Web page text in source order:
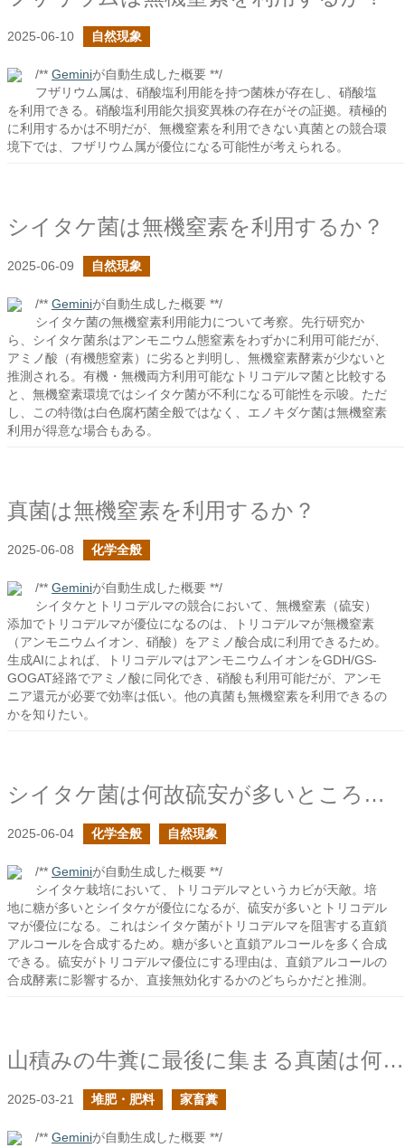
2025-06-10 自然現象
/** Geminiが自動生成した概要 **/
フザリウム属は、硝酸塩利用能を持つ菌株が存在し、硝酸塩
を利用できる。硝酸塩利用能欠損変異株の存在がその証拠。積極的
に利用するかは不明だが、無機窒素を利用できない真菌との競合環
境下では、フザリウム属が優位になる可能性が考えられる。
シイタケ菌は無機窒素を利用するか？
2025-06-09 自然現象
/** Geminiが自動生成した概要 **/
シイタケ菌の無機窒素利用能力について考察。先行研究か
ら、シイタケ菌糸はアンモニウム態窒素をわずかに利用可能だが、
アミノ酸（有機態窒素）に劣ると判明し、無機窒素酵素が少ないと
推測される。有機・無機両方利用可能なトリコデルマ菌と比較する
と、無機窒素環境ではシイタケ菌が不利になる可能性を示唆。ただ
し、この特徴は白色腐朽菌全般ではなく、エノキダケ菌は無機窒素
利用が得意な場合もある。
真菌は無機窒素を利用するか？
2025-06-08 化学全般
/** Geminiが自動生成した概要 **/
シイタケとトリコデルマの競合において、無機窒素（硫安）
添加でトリコデルマが優位になるのは、トリコデルマが無機窒素
（アンモニウムイオン、硝酸）をアミノ酸合成に利用できるため。
生成AIによれば、トリコデルマはアンモニウムイオンをGDH/GS-
GOGAT経路でアミノ酸に同化でき、硝酸も利用可能だが、アンモ
ニア還元が必要で効率は低い。他の真菌も無機窒素を利用できるの
かを知りたい。
シイタケ菌は何故硫安が多いところでは不利になるのか？
2025-06-04 化学全般 自然現象
/** Geminiが自動生成した概要 **/
シイタケ栽培において、トリコデルマというカビが天敵。培
地に糖が多いとシイタケが優位になるが、硫安が多いとトリコデル
マが優位になる。これはシイタケ菌がトリコデルマを阻害する直鎖
アルコールを合成するため。糖が多いと直鎖アルコールを多く合成
できる。硫安がトリコデルマ優位にする理由は、直鎖アルコールの
合成酵素に影響するか、直接無効化するかのどちらかだと推測。
山積みの牛糞に最後に集まる真菌は何だ？
2025-03-21 堆肥・肥料 家畜糞
/** Geminiが自動生成した概要 **/